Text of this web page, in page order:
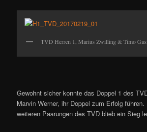
TVD Herren 1, Marius Zwilling & Timo
Gewohnt sicher konnte das Doppel 1 des
Marvin Werner, ihr Doppel zum Erfolg führen.
weiteren Paarungen des TVD blieb ein Sieg